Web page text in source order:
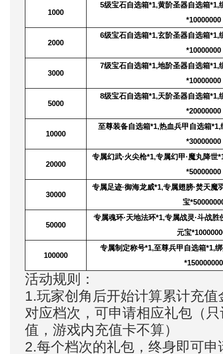
1000
5级宝石自选箱*1,黄阶圣器自选箱*1,
*10000000
2000
6级宝石自选箱*1,玄阶圣器自选箱*1,
*10000000
3000
7级宝石自选箱*1,地阶圣器自选箱*1,
*10000000
5000
8级宝石自选箱*1,天阶圣器自选箱*1,
*20000000
10000
至尊装备自选箱*1,热血兵甲自选箱
*30000000
20000
专属幻武·火尖枪*1,专属幻甲·魔丸降世
*50000000
30000
专属足迹·御海龙威*1,专属翅膀·焚天魔
宝
50000
专属魂环·天地法环*1,专属战灵·斗战
元宝
100000
专属制定称号*1,至尊兵甲自选箱*1,
*150000000
活动规则：
1.玩家创角后开始计算累计充
对应档次，可申请相应礼包（
值，游戏内充值卡不算）
2.每个档次的礼包，终身即可申